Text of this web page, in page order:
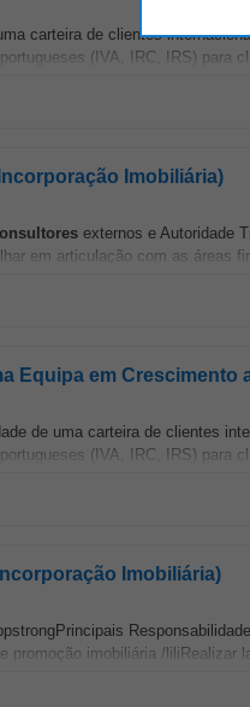
carteira de clientes
portugueses (IVA, IRC, IRS) para
Imobiliária)
externos e Autoridade
em articulação com as áreas
Equipa em
de uma carteira de clientes
portugueses (IVA, IRC, IRS) para
Imobiliária)
promoção imobiliária /liliRealizar